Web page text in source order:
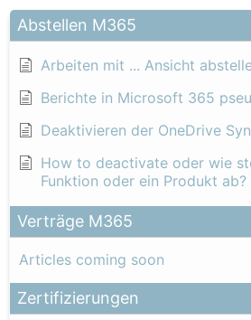
Abstellen M365
Arbeiten mit ... Ansicht
Berichte in Microsoft 365
Deaktivieren der OneDrive
How to deactivate oder wie
Funktion oder ein Produkt ab?
Verträge M365
Articles coming soon
Zertifizierungen